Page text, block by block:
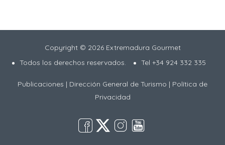
Copyright © 2026 Extremadura Gourmet
Todos los derechos reservados.
Tel +34 924 332 335
Publicaciones | Dirección General de Turismo | Política de
Privacidad